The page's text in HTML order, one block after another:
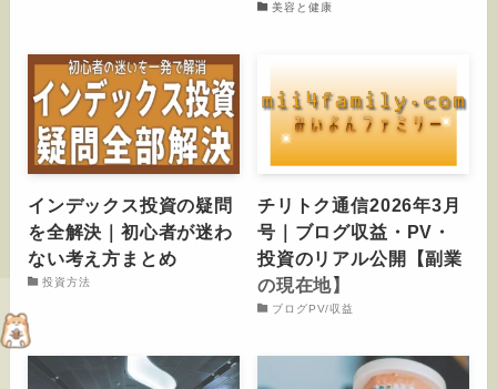
美容と健康
インデックス投資の疑問
を全解決｜初心者が迷わ
ない考え方まとめ
投資方法
チリトク通信2026年3月
号｜ブログ収益・PV・
投資のリアル公開【副業
の現在地】
ブログPV/収益